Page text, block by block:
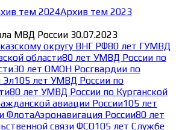
тем 2024Архив тем 2023
МВД России 30.07.2023
округу ВНГ РФ80 лет ГУМВД
области80 лет УМВД России по
30 лет ОМОН Росгвардии по
Эл105 лет УМВД России по
80 лет УМВД России по Курганской
авиации России105 лет
ФлотаАэронавигация России80 лет
связи ФСО105 лет Службе